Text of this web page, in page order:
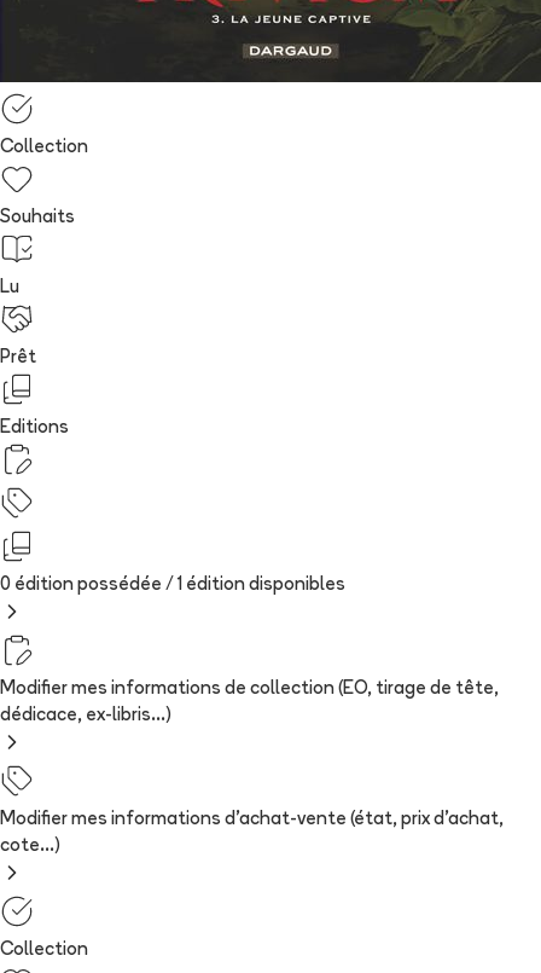
Collection
Souhaits
Lu
Prêt
Editions
0 édition possédée / 1 édition disponibles
Modifier mes informations de collection (EO, tirage de tête,
dédicace, ex-libris...)
Modifier mes informations d'achat-vente (état, prix d'achat,
cote...)
Collection